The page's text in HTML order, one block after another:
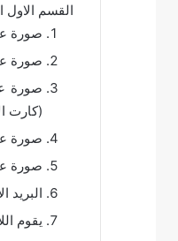
القسم الاول
صورة
صورة
صورة
(كارت
صورة
صورة
البريد
يقوم